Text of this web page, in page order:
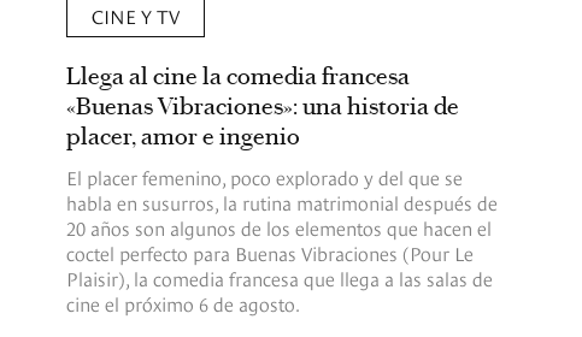
CINE Y TV
Llega al cine la comedia francesa
«Buenas Vibraciones»: una historia de
placer, amor e ingenio
El placer femenino, poco explorado y del que se
habla en susurros, la rutina matrimonial después de
20 años son algunos de los elementos que hacen el
coctel perfecto para Buenas Vibraciones (Pour Le
Plaisir), la comedia francesa que llega a las salas de
cine el próximo 6 de agosto.